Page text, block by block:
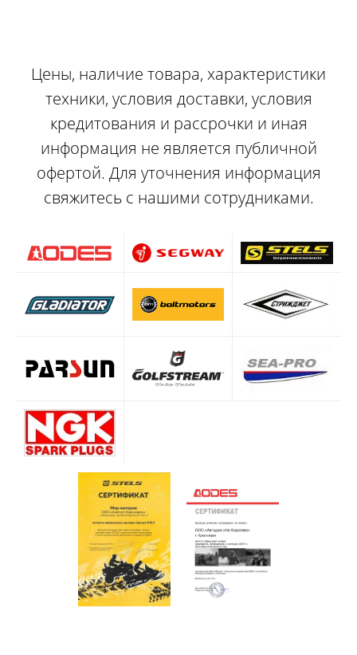
Цены, наличие товара, характеристики
техники, условия доставки, условия
кредитования и рассрочки и иная
информация не является публичной
офертой. Для уточнения информация
свяжитесь с нашими сотрудниками.